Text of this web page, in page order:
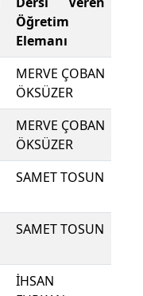
Öğretim
Elemanı
MERVE ÇOBAN
ÖKSÜZER
MERVE ÇOBAN
ÖKSÜZER
SAMET TOSUN
SAMET TOSUN
İHSAN